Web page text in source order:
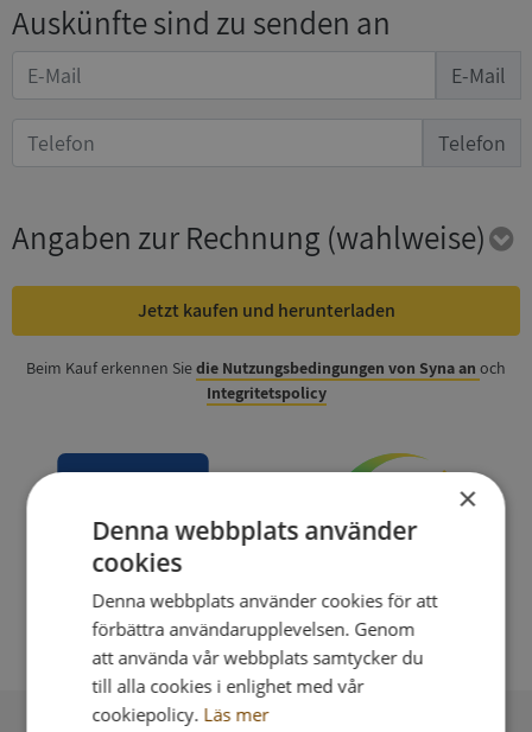
Auskünfte sind zu senden an
E-Mail
Telefon
Angaben zur Rechnung (wahlweise)
Jetzt kaufen und herunterladen
Beim Kauf erkennen Siedie Nutzungsbedingungen von Syna an och
Integritetspolicy
×
Denna webbplats använder
cookies
Denna webbplats använder cookies för att
förbättra användarupplevelsen. Genom
att använda vår webbplats samtycker du
till alla cookies i enlighet med vår
cookiepolicy. Läs mer